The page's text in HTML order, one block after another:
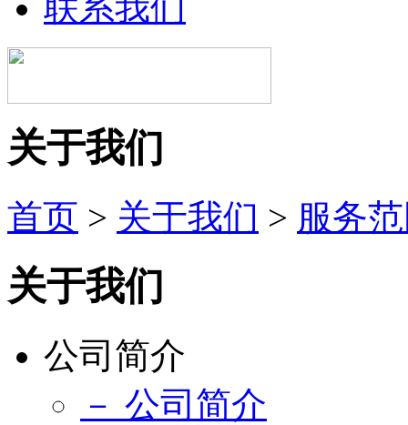
关于我们
首页 > 关于我们 > 服务
关于我们
公司简介
－ 公司简介